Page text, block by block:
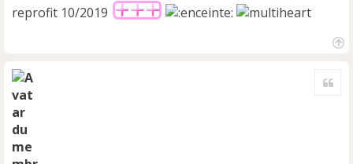
reprofit 10/2019